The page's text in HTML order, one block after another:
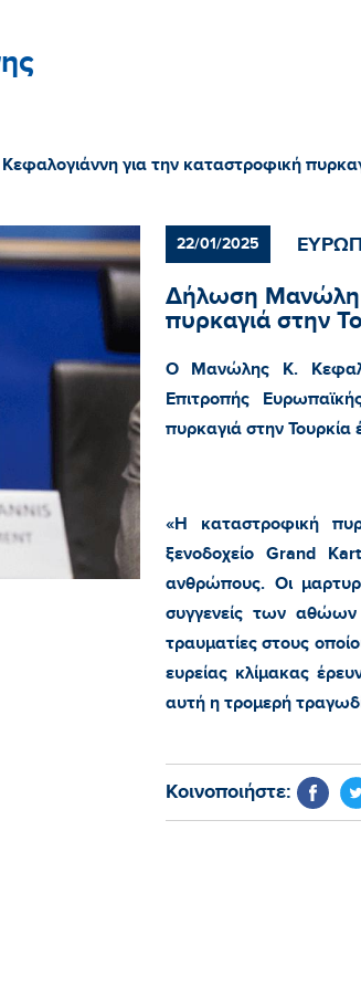
για την καταστροφική
22/01/2025
Δήλωση Μανώλη
πυρκαγιά στην
Ο Μανώλης Κ.
Επιτροπής
πυρκαγιά στην
«Η καταστροφική
ξενοδοχείο Grand
ανθρώπους. Οι
συγγενείς των
τραυματίες στους
ευρείας κλίμακας
αυτή η τρομερή
Κοινοποιήστε: